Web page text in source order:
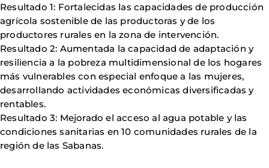
Resultado 1: Fortalecidas las capacidades de producción
agrícola sostenible de las productoras y de los
productores rurales en la zona de intervención.
Resultado 2: Aumentada la capacidad de adaptación y
resiliencia a la pobreza multidimensional de los hogares
más vulnerables con especial enfoque a las mujeres,
desarrollando actividades económicas diversificadas y
rentables.
Resultado 3: Mejorado el acceso al agua potable y las
condiciones sanitarias en 10 comunidades rurales de la
región de las Sabanas.